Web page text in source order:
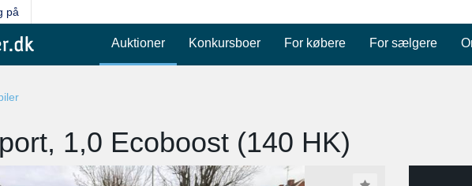
på
Auktioner Konkursboer For købere For sælgere
1,0 Ecoboost (140 HK)